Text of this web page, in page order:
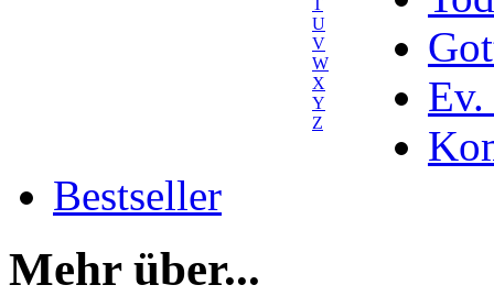
T
U
V
W
X
Y
Z
Ev.
Bestseller
Mehr über...